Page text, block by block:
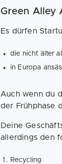
Green Alley
Es dürfen
die nicht älter
in Europa
Auch wenn du
der Frühphase
Deine
allerdings den
Recycling